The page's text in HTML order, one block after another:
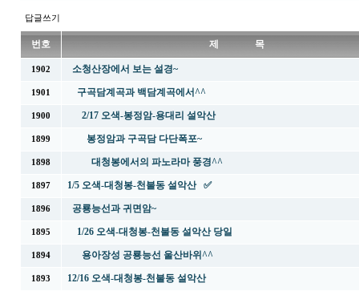
답글쓰기
번호 제 목
1902 소청산장에서 보는 설경~
1901 구곡담계곡과 백담계곡에서^^
1900 2/17 오색-봉정암-용대리 설악산
1899 봉정암과 구곡담 다단폭포~
1898 대청봉에서의 파노라마 풍경^^
1897 1/5 오색-대청봉-천불동 설악산 ✅
1896 공룡능선과 귀면암~
1895 1/26 오색-대청봉-천불동 설악산 당일
1894 용아장성 공룡능선 울산바위^^
1893 12/16 오색-대청봉-천불동 설악산